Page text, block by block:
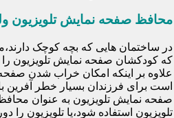
محافظ صفحه نمایش تلویزیون
در ساختمان هایی که بچه کوچک
که کودکشان صفحه نمایش تلویزیون
علاوه بر اینکه امکان خراب شدن
است برای فرزندان بسیار خطر
صفحه نمایش تلویزیون به عنوان
تلویزیون استفاده شود،یا تلویزیون